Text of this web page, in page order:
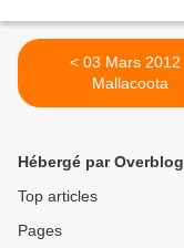
< 03 Mars 2012 :
Mallacoota
Hébergé par Overblog
Top articles
Pages